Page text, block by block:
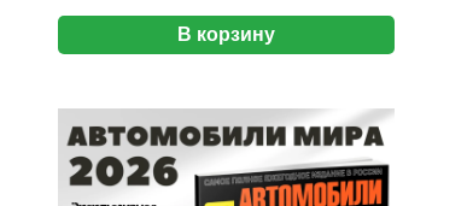
В корзину